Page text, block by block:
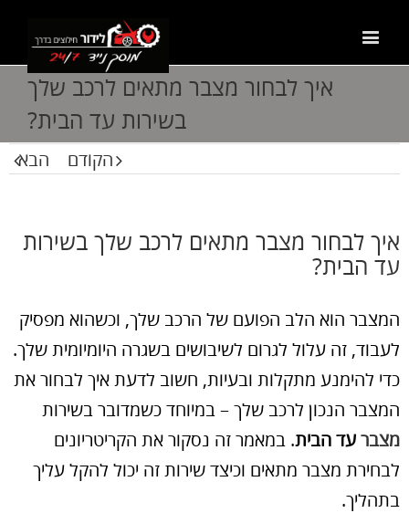
איך לבחור מצבר מתאים לרכב שלך
בשירות עד הבית?
הקודם הבא
איך לבחור מצבר מתאים לרכב שלך בשירות
עד הבית?
המצבר הוא הלב הפועם של הרכב שלך, וכשהוא מפסיק
לעבוד, זה עלול לגרום לשיבושים בשגרה היומיומית שלך.
כדי להימנע מתקלות ובעיות, חשוב לדעת איך לבחור את
המצבר הנכון לרכב שלך – במיוחד כשמדובר בשירות
מצברעד הבית. במאמר זה נסקור את הקריטריונים
לבחירת מצבר מתאים וכיצד שירות זה יכול להקל עליך
בתהליך.